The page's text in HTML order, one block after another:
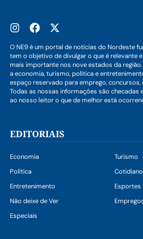
O NE9 é um portal de notícias do Nordeste
tem o objetivo de divulgar o que é relevante
mais importante nos nove estados da
a economia, turismo, política e
espaço reservado para emprego,
Todas as nossas informações são checadas
ao nosso leitor o que de melhor está
EDITORIAIS
Economia
Turismo
Política
Cotidiano
Entretenimento
Esportes
Não deixe de Ver
Especiais